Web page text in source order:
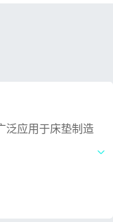
泛应用于床垫制造